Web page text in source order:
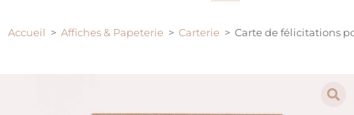
Accueil > Affiches & Papeterie > Carterie > Carte de félicitations